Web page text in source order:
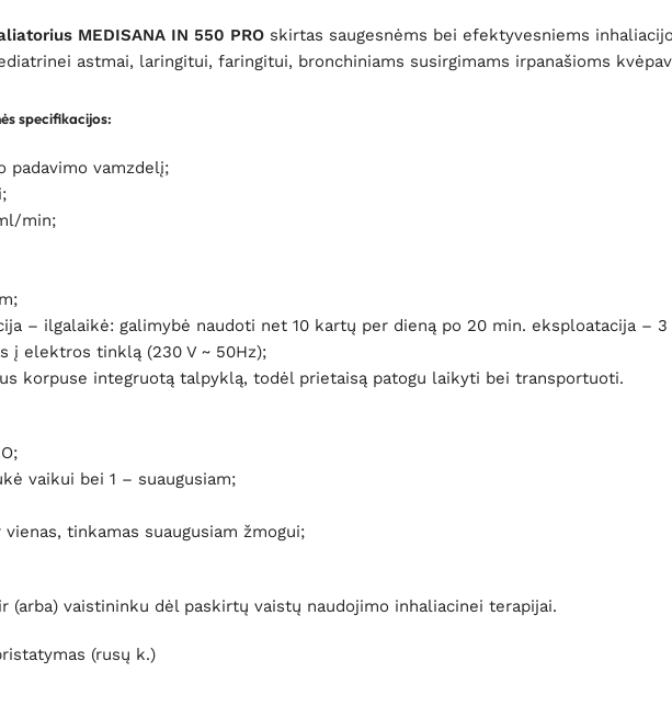
MEDISANA IN 550 PRO skirtas saugesnėms bei efektyvesniems
astmai, laringitui, faringitui, bronchiniams susirgimams irpanašioms
specifikacijos:
padavimo vamzdelį;
min;
– ilgalaikė: galimybė naudoti net 10 kartų per dieną po 20 min. eksploatacija – 3
į elektros tinklą (230 V ~ 50Hz);
korpuse integruotą talpyklą, todėl prietaisą patogu laikyti bei transportuoti.
vaikui bei 1 – suaugusiam;
tinkamas suaugusiam žmogui;
(arba) vaistininku dėl paskirtų vaistų naudojimo inhaliacinei terapijai.
(rusų k.)